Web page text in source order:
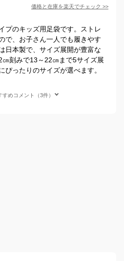
価格と在庫を楽天でチェック >>
プのキッズ用足袋です。ストレ
で、お子さん一人でも履きやす
日本製で、サイズ展開が豊富な
刻みで13～22㎝まで5サイズ展
ぴったりのサイズが選べます。
すめコメント（3件）